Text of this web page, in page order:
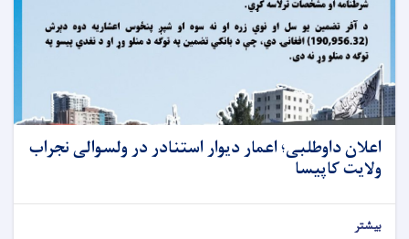
اعلان داوطلبی؛ اعمار دیوار استنادر در ولسوالی نجراب
ولایت کاپیسا
بیشتر